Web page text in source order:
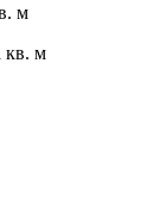
м
кв. м